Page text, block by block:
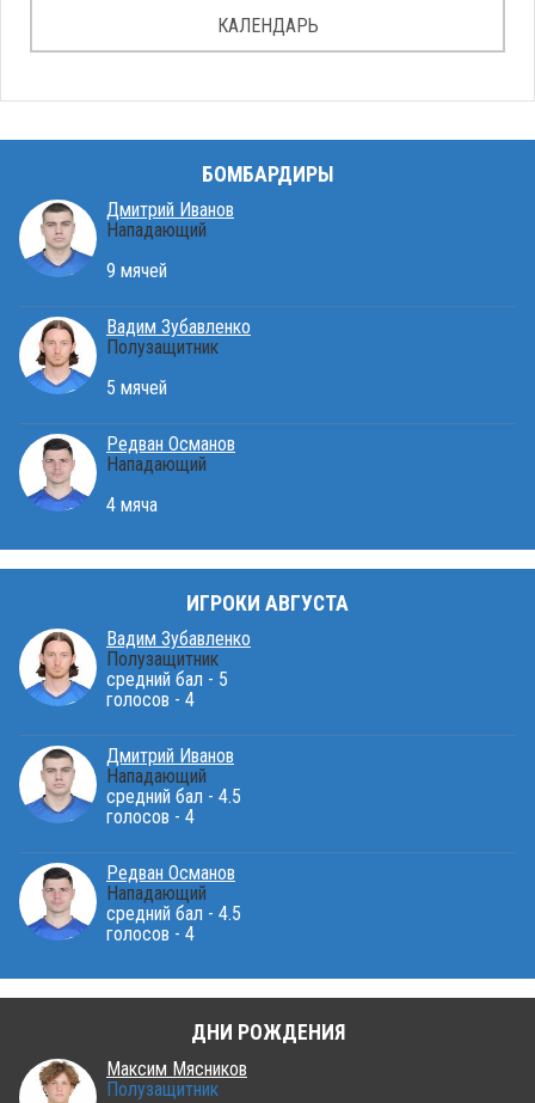
КАЛЕНДАРЬ
БОМБАРДИРЫ
Дмитрий Иванов
Нападающий
9 мячей
Вадим Зубавленко
Полузащитник
5 мячей
Редван Османов
Нападающий
4 мяча
ИГРОКИ АВГУСТА
Вадим Зубавленко
Полузащитник
средний бал - 5
голосов - 4
Дмитрий Иванов
Нападающий
средний бал - 4.5
голосов - 4
Редван Османов
Нападающий
средний бал - 4.5
голосов - 4
ДНИ РОЖДЕНИЯ
Максим Мясников
Полузащитник